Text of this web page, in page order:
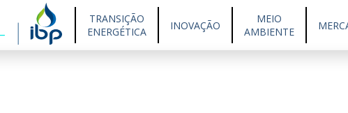
TRANSIÇÃO
ENERGÉTICA
INOVAÇÃO
MEIO
AMBIENTE